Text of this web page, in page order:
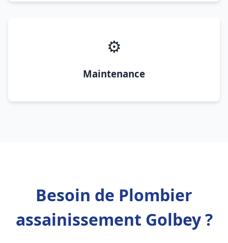
⚙️
Maintenance
Besoin de Plombier
assainissement Golbey ?